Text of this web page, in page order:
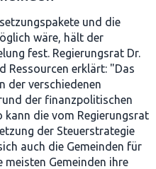
und die
wäre, hält der
fest. Regierungsrat Dr.
Ressourcen erklärt: "Das
der verschiedenen
der finanzpolitischen
kann die vom Regierungsrat
der Steuerstrategie
auch die Gemeinden für
meisten Gemeinden ihre